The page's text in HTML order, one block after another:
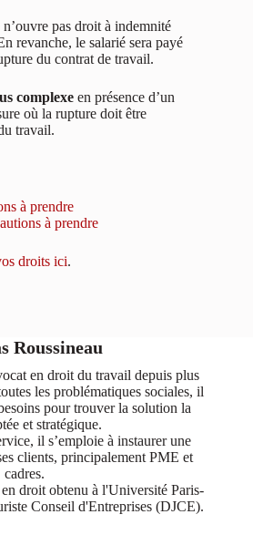
pas droit à indemnité
revanche, le salarié sera payé
du contrat de travail.
complexe en présence d’un
où la rupture doit être
travail.
à prendre
à prendre
droits ici.
Roussineau
en droit du travail depuis plus
les problématiques sociales, il
pour trouver la solution la
et stratégique.
il s’emploie à instaurer une
clients, principalement PME et
cadres.
droit obtenu à l'Université Paris-
Conseil d'Entreprises (DJCE).